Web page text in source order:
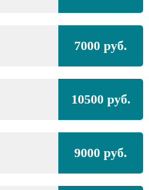
7000 руб.
10500 руб.
9000 руб.